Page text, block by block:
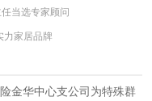
当选专家顾问
力家居品牌
金华中心支公司为特殊群